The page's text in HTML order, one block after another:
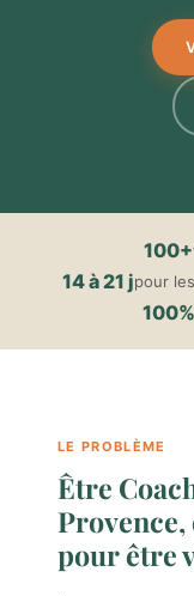
100+
14 à 21 jpour
100%
LE PROBLÈME
Être
pour être